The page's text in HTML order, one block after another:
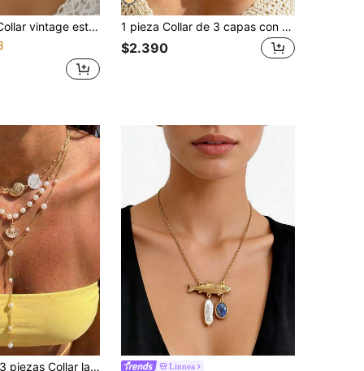
de mar de metal, tela con estampado de leopardo, gargantilla personalizada simple, adecuado para uso diario casual, vacaciones en la playa
1 pieza Collar de 3 capas con estilo bohemio, colgante de elementos marinos con concha y estrella de mar, collar gargantilla de perlas falsas con estilo de vacaciones para mujeres
$2.390
3 piezas Collar largo en capas con forma de Y estilo vacaciones oceánicas con estrella de mar, flor, concha, caracol y cadena de perlas, adecuado para vacaciones en la playa, uso diario, fiesta, regalo para amigos y mejores amigas Linnea